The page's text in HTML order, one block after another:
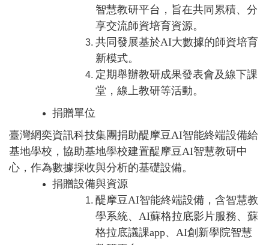
智慧教研平台，旨在共同累積、分
享交流師資培育資源。
共同發展基於AI大數據的師資培育
新模式。
定期舉辦教研成果發表會及線下課
堂，線上教研等活動。
捐贈單位
臺灣網奕資訊科技集團捐助醍摩豆AI智能終端設備給
基地學校，協助基地學校建置醍摩豆AI智慧教研中
心，作為數據採收與分析的基礎設備。
捐贈設備與資源
醍摩豆AI智能終端設備，含智慧教
學系統、AI蘇格拉底影片服務、蘇
格拉底議課app、AI創新學院智慧